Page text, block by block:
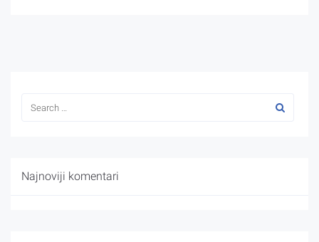
Najnoviji komentari